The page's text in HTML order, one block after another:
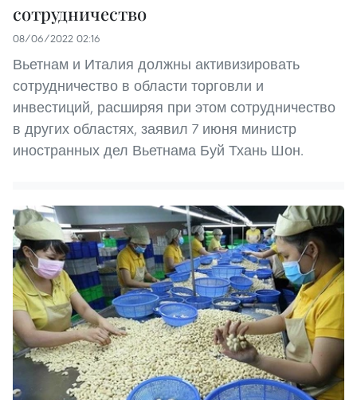
сотрудничество
08/06/2022 02:16
Вьетнам и Италия должны активизировать
сотрудничество в области торговли и
инвестиций, расширяя при этом сотрудничество
в других областях, заявил 7 июня министр
иностранных дел Вьетнама Буй Тхань Шон.